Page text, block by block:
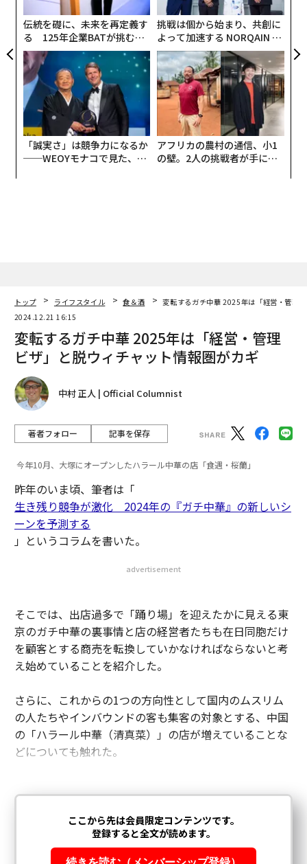
伝統を礎に、未来を再定義す
る 125年企業BATが挑むス
モークレスな未来
挑戦は個から始まり、共創に
よって加速する NORQAIN JA
PAN 特別座談会
「誠実さ」は競争力になるか
──WEOYモナコで見た、く
アフリカの農村の通信、小1
の壁。2人の挑戦者が手にし
トップ ライフスタイル 食＆酒
変転するガチ中華 2025年は「経営・管理
2024.12.21 16:15
変転するガチ中華 2025年は「経営・管理
ビザ」と脱ウィチャット情報圏がカギ
中村 正人 | Official Columnist
著者フォロー 記事を保存
今年10月、大塚にオープンしたハラール中華の店「食遇・桜蘭」
昨年のいま頃、筆者は「
生き残り競争が激化 2024年の『ガチ中華』の新しいシ
ーンを予測する
」というコラムを書いた。
advertisement
そこでは、出店過多で「踊り場」を迎えたかに見える東
京のガチ中華の裏事情と店の経営者たちも在日同胞だけ
を顧客とする商売を転換していかなければならないと考
え始めていることを紹介した。
さらに、これからの1つの方向性として国内のムスリム
の人たちやインバウンドの客も集客の対象とする、中国
の「ハラール中華（清真菜）」の店が増えていることな
どについても触れた。